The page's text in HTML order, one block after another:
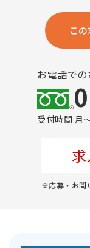
こ
お電話で
受付時間 月
※応募・お問